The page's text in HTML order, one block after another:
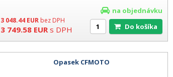
3 048.44 EUR bez DPH
3 749.58 EUR s DPH
na objednávku
Do košíka
Opasek CFMOTO